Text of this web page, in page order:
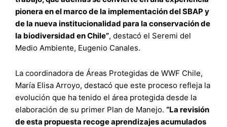
pionera en el marco de la implementación del SBAP y
de la nueva institucionalidad para la conservación de
la biodiversidad en Chile”, destacó el Seremi del
Medio Ambiente, Eugenio Canales.
La coordinadora de Áreas Protegidas de WWF Chile,
María Elisa Arroyo, destacó que este proceso refleja la
evolución que ha tenido el área protegida desde la
elaboración de su primer Plan de Manejo. “La revisión
de esta propuesta recoge aprendizajes acumulados